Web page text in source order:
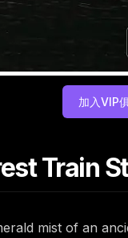
加入VIP
Train
mist of an